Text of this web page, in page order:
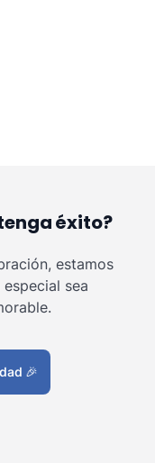
éxito?
estamos
sea
🎉